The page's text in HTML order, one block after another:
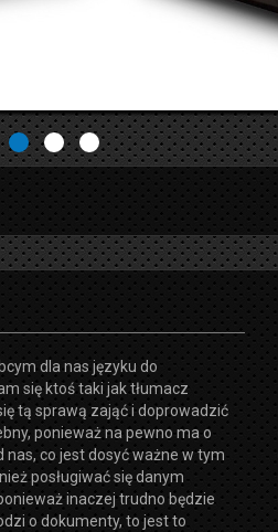
dla nas języku do
się ktoś taki jak tłumacz
tą sprawą zająć i doprowadzić
ponieważ na pewno ma o
co jest dosyć ważne w tym
posługiwać się danym
inaczej trudno będzie
o dokumenty, to jest to